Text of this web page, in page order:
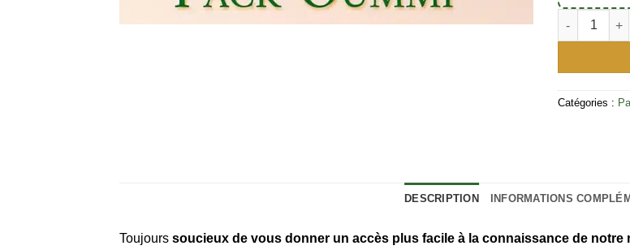
quantité de
Catégories :
DESCRIPTION INFORMATIONS
Toujours soucieux de vous donner un accès plus facile à la connaissance de notre